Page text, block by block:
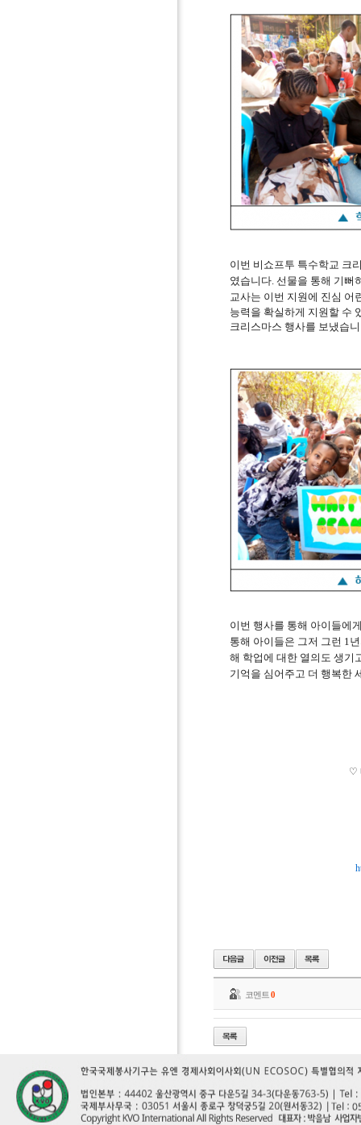
이번 비쇼프투 특수학교 크
였습니다. 선물을 통해 기뻐
교사는 이번 지원에 진심 어
능력을 확실하게 지원할 수
크리스마스 행사를 보냈습
이번 행사를 통해 아이들에
통해 아이들은 그저 그런 1
해 학업에 대한 열의도 생기
기억을 심어주고 더 행복한
♡
코멘트 0